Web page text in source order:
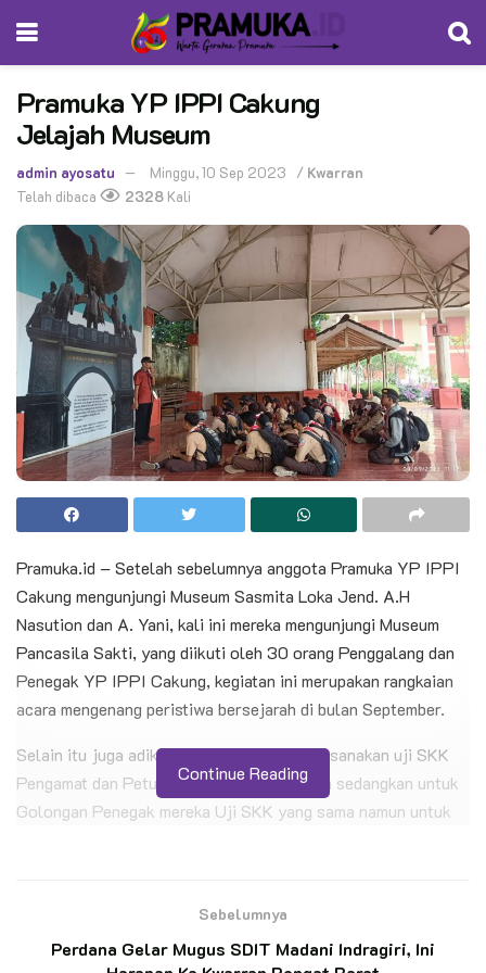
Pramuka YP IPPI Cakung
Jelajah Museum
admin ayosatu Minggu, 10 Sep 2023 / Kwarran
Telah dibaca
2328 Kali
Pramuka.id – Setelah sebelumnya anggota Pramuka YP IPPI
Cakung mengunjungi Museum Sasmita Loka Jend. A.H
Nasution dan A. Yani, kali ini mereka mengunjungi Museum
Pancasila Sakti, yang diikuti oleh 30 orang Penggalang dan
Penegak YP IPPI Cakung, kegiatan ini merupakan rangkaian
acara mengenang peristiwa bersejarah di bulan September.
Selain itu juga adik adik Penggalang melaksanakan uji SKK
Pengamat dan Petunjuk Arah tingkat Purwa sedangkan untuk
Golongan Penegak mereka Uji SKK yang sama namun untuk
Ketua Kwarran Patimpeng Lepas Pramuka
Penggalang Asal MTs Ar-Rahmah Patimpeng
Continue Reading
Sebelumnya
Perdana Gelar Mugus SDIT Madani Indragiri, Ini